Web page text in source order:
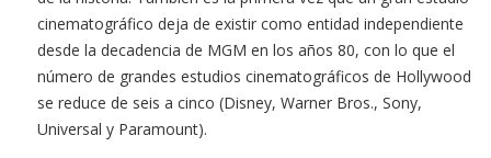
cinematográfico deja de existir como entidad independiente
desde la decadencia de MGM en los años 80, con lo que el
número de grandes estudios cinematográficos de Hollywood
se reduce de seis a cinco (Disney, Warner Bros., Sony,
Universal y Paramount).